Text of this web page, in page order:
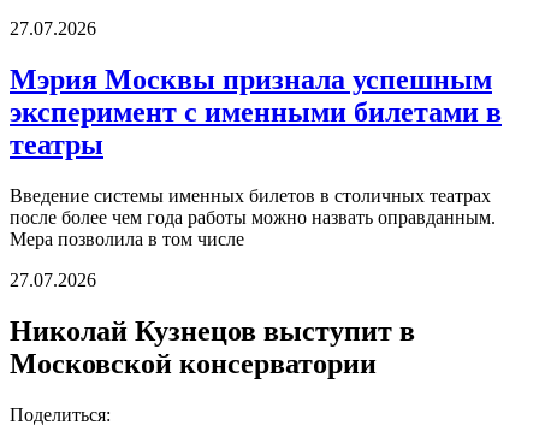
27.07.2026
Мэрия Москвы признала успешным
эксперимент с именными билетами в
театры
Введение системы именных билетов в столичных театрах
после более чем года работы можно назвать оправданным.
Мера позволила в том числе
27.07.2026
Николай Кузнецов выступит в
Московской консерватории
Поделиться: